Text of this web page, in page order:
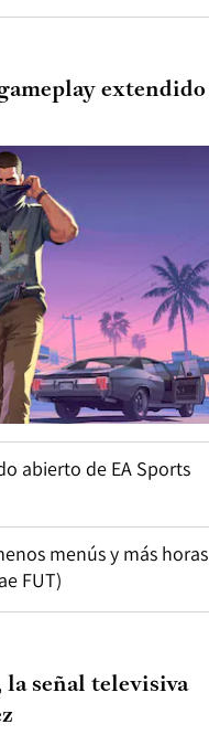
extendido
abierto de EA Sports
menús y más horas
FUT)
la señal televisiva